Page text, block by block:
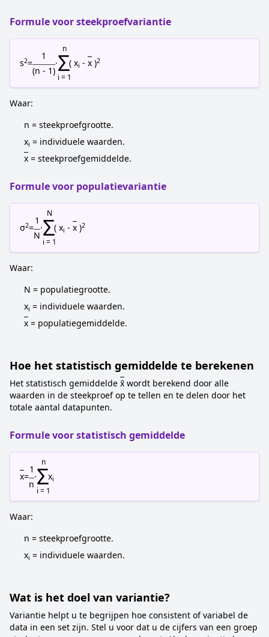
Formule voor steekproefvariantie
s2=
1
(n - 1)
·
n
Σ
i = 1
( xi - x )2
Waar:
n = steekproefgrootte.
xi = individuele waarden.
x = steekproefgemiddelde.
Formule voor populatievariantie
σ2=
1
N
·
N
Σ
i = 1
( xi - x )2
Waar:
N = populatiegrootte.
xi = individuele waarden.
x = populatiegemiddelde.
Hoe het statistisch gemiddelde te berekenen
Het statistisch gemiddelde x̄ wordt berekend door alle
waarden in de steekproef op te tellen en te delen door het
totale aantal datapunten.
Formule voor statistisch gemiddelde
x=
1
n
·
n
Σ
i = 1
xi
Waar:
n = steekproefgrootte.
xi = individuele waarden.
Wat is het doel van variantie?
Variantie helpt u te begrijpen hoe consistent of variabel de
data in een set zijn. Stel u voor dat u de cijfers van een groep